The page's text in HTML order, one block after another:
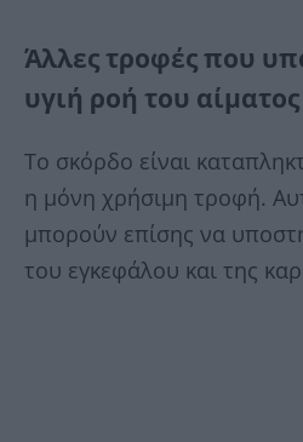
Άλλες τροφές που
υγιή ροή του αίματος
Το σκόρδο είναι
η μόνη χρήσιμη τροφή.
μπορούν επίσης να
του εγκεφάλου και της